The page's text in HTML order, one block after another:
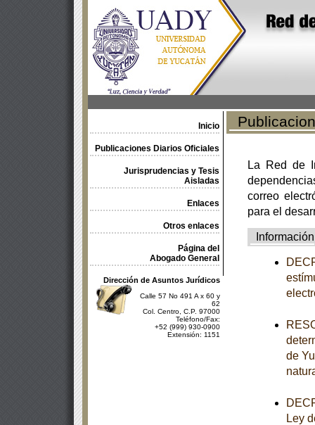
Inicio
Publicaciones Diarios Oficiales
Jurisprudencias y Tesis
Aisladas
Enlaces
Otros enlaces
Página del
Abogado General
Dirección de Asuntos Jurídicos
Calle 57 No 491 A x 60 y
62
Col. Centro, C.P. 97000
Teléfono/Fax:
+52 (999) 930-0900
Extensión: 1151
La Red de
correo
para el
Información
de
Ley